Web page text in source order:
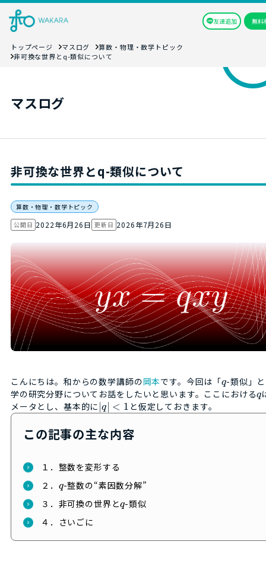
友達追加 無料
トップページ マスログ
算数・物理・数学トピック
非可換な世界とq-類似について
マスログ
非可換な世界とq-類似について
算数・物理・数学トピック
公開日 2022年6月26日 更新日 2026年7月26日
こんにちは。和からの数学講師の岡本です。今回は「q-類似」
学の研究分野についてお話をしたいと思います。ここにおけるq
メータとし、基本的に |q| < 1 と仮定しておきます。
この記事の主な内容
１．整数を変形する
２．
q-整数の“素因数分解”
３．非可換の世界とq-類似
４．さいごに